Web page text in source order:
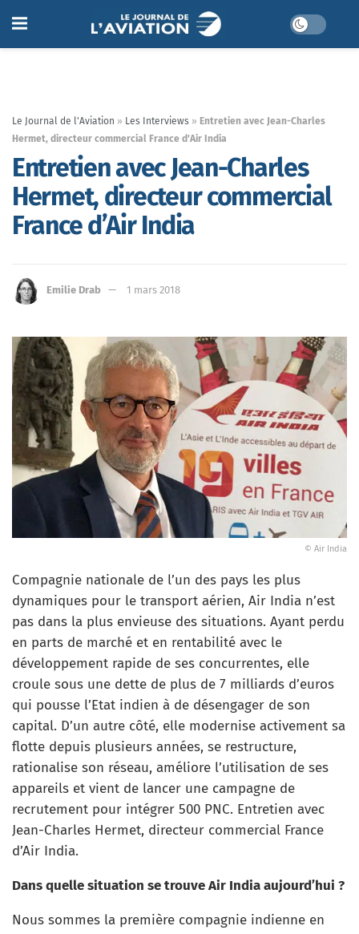
Le Journal de l'Aviation » Les Interviews » Entretien avec Jean-Charles
Hermet, directeur commercial France d’Air India
Entretien avec Jean-Charles
Hermet, directeur commercial
France d’Air India
Emilie Drab 1 mars 2018
© Air India
Compagnie nationale de l’un des pays les plus
dynamiques pour le transport aérien, Air India n’est
pas dans la plus envieuse des situations. Ayant perdu
en parts de marché et en rentabilité avec le
développement rapide de ses concurrentes, elle
croule sous une dette de plus de 7 milliards d’euros
qui pousse l’Etat indien à de désengager de son
capital. D’un autre côté, elle modernise activement sa
flotte depuis plusieurs années, se restructure,
rationalise son réseau, améliore l’utilisation de ses
appareils et vient de lancer une campagne de
recrutement pour intégrer 500 PNC. Entretien avec
Jean-Charles Hermet, directeur commercial France
d’Air India.
Dans quelle situation se trouve Air India aujourd’hui ?
Nous sommes la première compagnie indienne en